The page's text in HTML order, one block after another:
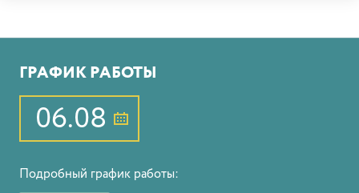
ГРАФИК РАБОТЫ
06.08
Подробный график работы: